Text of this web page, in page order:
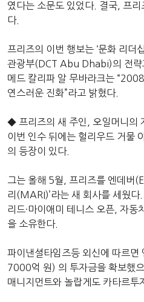
였다는 소문도 있었다. 결국, 프리
다.
프리즈의 이번 행보는 ‘문화 리더
관광부(DCT Abu Dhabi)의 전략
메드 칼리파 알 무바라크는
연스러운 진화”라고 밝혔다.
◆ 프리즈의 새 주인, 오일머니의
이번 인수 뒤에는 헐리우드 거물
의 등장이 있다.
그는 올해 5월, 프리즈를 엔데버
리(MARI)’라는 새 회사를 세웠다
리드·마이애미 테니스 오픈, 자
을 소유한다.
파이낸셜타임즈등 외신에 따르
7000억 원) 의 투자금을 확보했
매니지먼트와 놀랍게도 카타르투